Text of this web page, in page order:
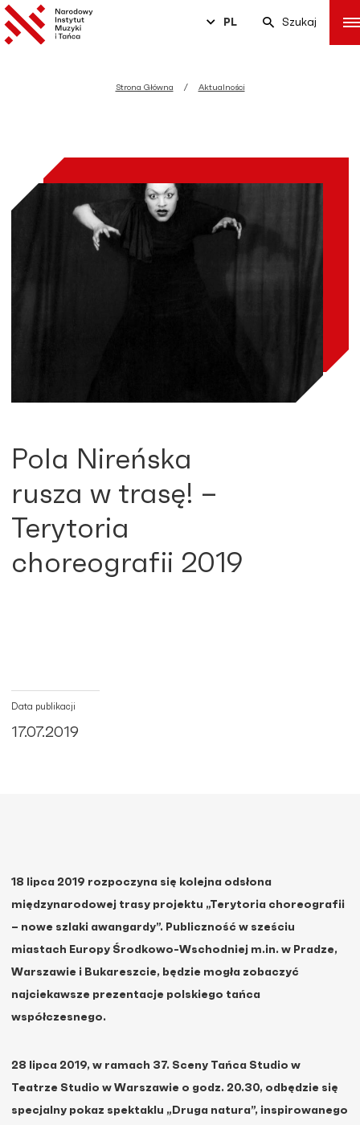
PL Szukaj
Strona Główna Aktualności
Pola Nireńska
rusza w trasę! –
Terytoria
choreografii 2019
Data publikacji
17.07.2019
18 lipca 2019 rozpoczyna się kolejna odsłona
międzynarodowej trasy projektu „Terytoria choreografii
– nowe szlaki awangardy”. Publiczność w sześciu
miastach Europy Środkowo-Wschodniej m.in. w Pradze,
Warszawie i Bukareszcie, będzie mogła zobaczyć
najciekawsze prezentacje polskiego tańca
współczesnego.
28 lipca 2019, w ramach 37. Sceny Tańca Studio w
Teatrze Studio w Warszawie o godz. 20.30, odbędzie się
specjalny pokaz spektaklu „Druga natura”, inspirowanego